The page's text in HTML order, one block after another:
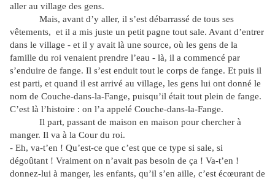
aller au village des gens.
Mais, avant d’y aller, il s’est débarrassé de tous ses
vêtements, et il a mis juste un petit pagne tout sale. Avant d’entrer
dans le village - et il y avait là une source, où les gens de la
famille du roi venaient prendre l’eau - là, il a commencé par
s’enduire de fange. Il s’est enduit tout le corps de fange. Et puis il
est parti, et quand il est arrivé au village, les gens lui ont donné le
nom de Couche-dans-la-Fange, puisqu’il était tout plein de fange.
C’est là l’histoire : on l’a appelé Couche-dans-la-Fange.
Il part, passant de maison en maison pour chercher à
manger. Il va à la Cour du roi.
- Eh, va-t’en ! Qu’est-ce que c’est que ce type si sale, si
dégoûtant ! Vraiment on n’avait pas besoin de ça ! Va-t’en !
donnez-lui à manger, les enfants, qu’il s’en aille, c’est écœurant de